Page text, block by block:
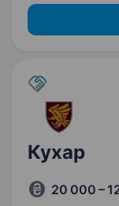
Кухар
20 000 –